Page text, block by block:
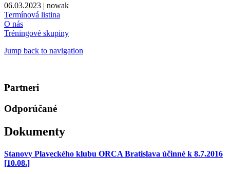
06.03.2023 | nowak
Termínová listina
O nás
Tréningové skupiny
Jump back to navigation
Partneri
Odporúčané
Dokumenty
Stanovy Plaveckého klubu ORCA Bratislava účinné k 8.7.2016
[10.08.]